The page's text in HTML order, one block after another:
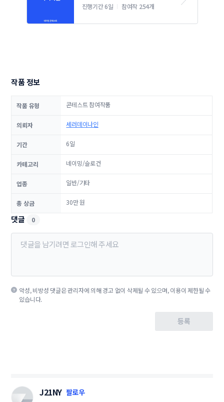
진행기간 6일 참여작 254개
작품 정보
작품 유형 콘테스트 참여작품
의뢰자 세러데이나인
기간 6일
카테고리 네이밍/슬로건
업종 일반/기타
총 상금 30만 원
댓글 0
악성, 비방성 댓글은 관리자에 의해 경고 없이 삭제될 수 있으며, 이용이 제한될 수
있습니다.
등록
J21NY 팔로우